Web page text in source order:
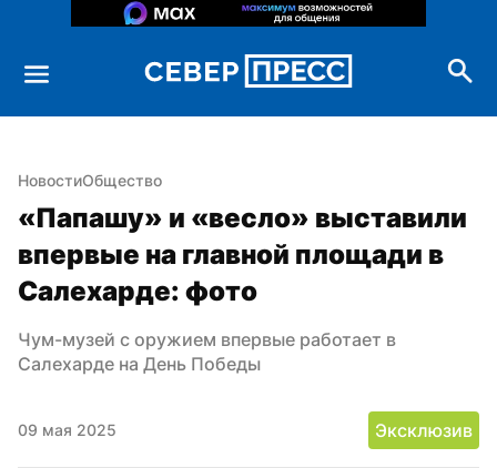
НовостиОбщество
«Папашу» и «весло» выставили
впервые на главной площади в
Салехарде: фото
Чум-музей с оружием впервые работает в
Салехарде на День Победы
09 мая 2025 Эксклюзив